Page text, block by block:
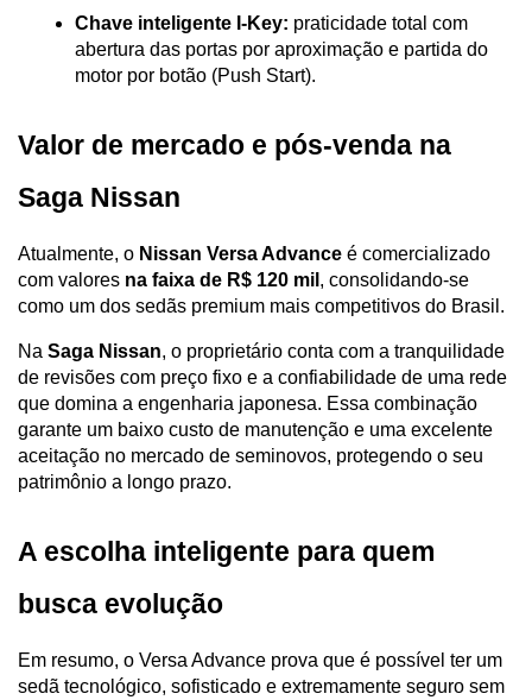
Chave inteligente I-Key: praticidade total com
abertura das portas por aproximação e partida do
motor por botão (Push Start).
Valor de mercado e pós-venda na
Saga Nissan
Atualmente, o Nissan Versa Advance é comercializado
com valores na faixa de R$ 120 mil , consolidando-se
como um dos sedãs premium mais competitivos do Brasil.
Na Saga Nissan, o proprietário conta com a tranquilidade
de revisões com preço fixo e a confiabilidade de uma rede
que domina a engenharia japonesa. Essa combinação
garante um baixo custo de manutenção e uma excelente
aceitação no mercado de seminovos, protegendo o seu
patrimônio a longo prazo.
A escolha inteligente para quem
busca evolução
Em resumo, o Versa Advance prova que é possível ter um
sedã tecnológico, sofisticado e extremamente seguro sem